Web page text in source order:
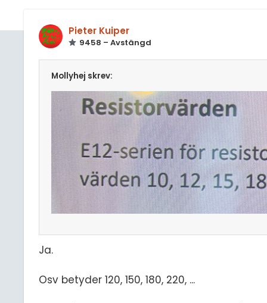
Pieter Kuiper
9458 – Avstängd
Mollyhej skrev:
Ja.
Osv betyder 120, 150, 180, 220, ...